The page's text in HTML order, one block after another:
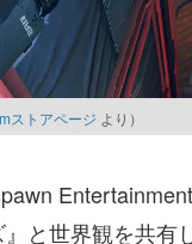
ストアページ より）
と世界観を共有